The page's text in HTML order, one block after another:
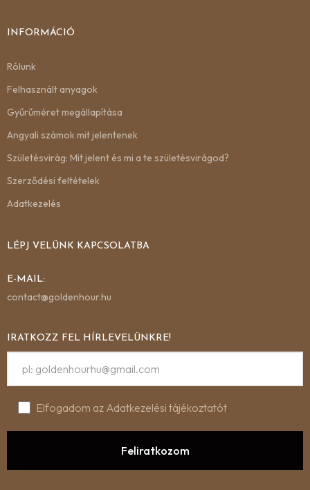
INFORMÁCIÓ
Rólunk
Felhasznált anyagok
Gyűrűméret megállapítása
Angyali számok mit jelentenek
Születésvirág: Mit jelent és mi a te születésvirágod?
Szerződési feltételek
Adatkezelés
LÉPJ VELÜNK KAPCSOLATBA
E-MAIL:
contact@goldenhour.hu
IRATKOZZ FEL HÍRLEVELÜNKRE!
Elfogadom az Adatkezelési tájékoztatót.